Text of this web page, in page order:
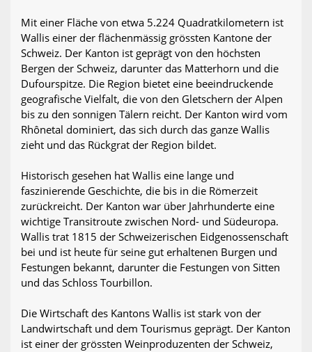
Mit einer Fläche von etwa 5.224 Quadratkilometern ist
Wallis einer der flächenmässig grössten Kantone der
Schweiz. Der Kanton ist geprägt von den höchsten
Bergen der Schweiz, darunter das Matterhorn und die
Dufourspitze. Die Region bietet eine beeindruckende
geografische Vielfalt, die von den Gletschern der Alpen
bis zu den sonnigen Tälern reicht. Der Kanton wird vom
Rhônetal dominiert, das sich durch das ganze Wallis
zieht und das Rückgrat der Region bildet.
Historisch gesehen hat Wallis eine lange und
faszinierende Geschichte, die bis in die Römerzeit
zurückreicht. Der Kanton war über Jahrhunderte eine
wichtige Transitroute zwischen Nord- und Südeuropa.
Wallis trat 1815 der Schweizerischen Eidgenossenschaft
bei und ist heute für seine gut erhaltenen Burgen und
Festungen bekannt, darunter die Festungen von Sitten
und das Schloss Tourbillon.
Die Wirtschaft des Kantons Wallis ist stark von der
Landwirtschaft und dem Tourismus geprägt. Der Kanton
ist einer der grössten Weinproduzenten der Schweiz,